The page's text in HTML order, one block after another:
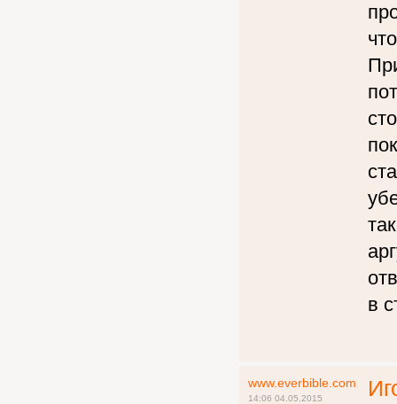
в
www.everbible.com
14:06 04.05.2015